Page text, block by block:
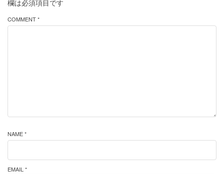
欄は必須項目です
COMMENT *
NAME *
EMAIL *